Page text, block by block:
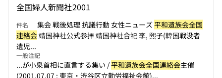
全国婦人新聞社2001
件名 集会 戦後処理 抗議行動 女性ニューズ平和遺族会全国
連絡会靖国神社公式参拝 靖国神社合祀 李, 熙子(韓国戦没者
遺児...
一般注記
...が小泉首相に直言する集い /平和遺族会全国連絡会主催
(2001.07.07 : 東京・渋谷区立勤労福祉会館)...